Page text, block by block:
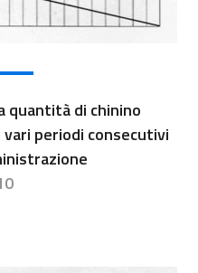
quantità di chinino
periodi consecutivi